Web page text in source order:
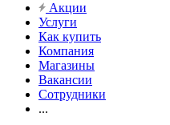
Акции
Услуги
Как купить
Компания
Магазины
Вакансии
Сотрудники
...